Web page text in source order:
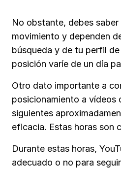
No obstante, debes saber
movimiento y dependen
búsqueda y de tu perfil
posición varíe de un día
Otro dato importante a
posicionamiento a vídeos
siguientes
eficacia. Estas horas son
Durante estas horas,
adecuado o no para